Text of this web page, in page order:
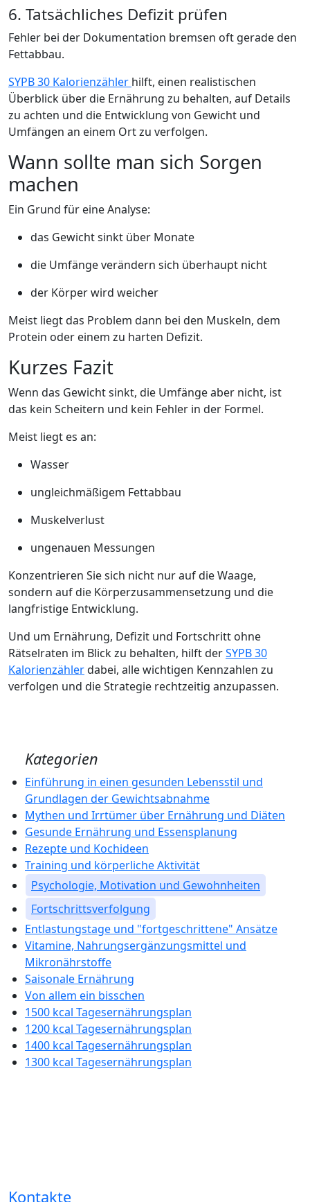
6. Tatsächliches Defizit prüfen
Fehler bei der Dokumentation bremsen oft gerade den
Fettabbau.
SYPB 30 Kalorienzähler hilft, einen realistischen
Überblick über die Ernährung zu behalten, auf Details
zu achten und die Entwicklung von Gewicht und
Umfängen an einem Ort zu verfolgen.
Wann sollte man sich Sorgen
machen
Ein Grund für eine Analyse:
das Gewicht sinkt über Monate
die Umfänge verändern sich überhaupt nicht
der Körper wird weicher
Meist liegt das Problem dann bei den Muskeln, dem
Protein oder einem zu harten Defizit.
Kurzes Fazit
Wenn das Gewicht sinkt, die Umfänge aber nicht, ist
das kein Scheitern und kein Fehler in der Formel.
Meist liegt es an:
Wasser
ungleichmäßigem Fettabbau
Muskelverlust
ungenauen Messungen
Konzentrieren Sie sich nicht nur auf die Waage,
sondern auf die Körperzusammensetzung und die
langfristige Entwicklung.
Und um Ernährung, Defizit und Fortschritt ohne
Rätselraten im Blick zu behalten, hilft derSYPB 30
Kalorienzählerdabei, alle wichtigen Kennzahlen zu
verfolgen und die Strategie rechtzeitig anzupassen.
Kategorien
Einführung in einen gesunden Lebensstil und
Grundlagen der Gewichtsabnahme
Mythen und Irrtümer über Ernährung und Diäten
Gesunde Ernährung und Essensplanung
Rezepte und Kochideen
Training und körperliche Aktivität
Psychologie, Motivation und Gewohnheiten
Fortschrittsverfolgung
Entlastungstage und "fortgeschrittene" Ansätze
Vitamine, Nahrungsergänzungsmittel und
Mikronährstoffe
Saisonale Ernährung
Von allem ein bisschen
1500 kcal Tagesernährungsplan
1200 kcal Tagesernährungsplan
1400 kcal Tagesernährungsplan
1300 kcal Tagesernährungsplan
Kontakte